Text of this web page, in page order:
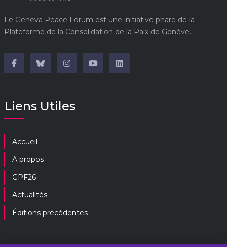
Le Geneva Peace Forum est une initiative phare de la
Plateforme de la Consolidation de la Paix de Genève.
Liens Utiles
Accueil
A propos
GPF26
Actualités
Éditions précédentes